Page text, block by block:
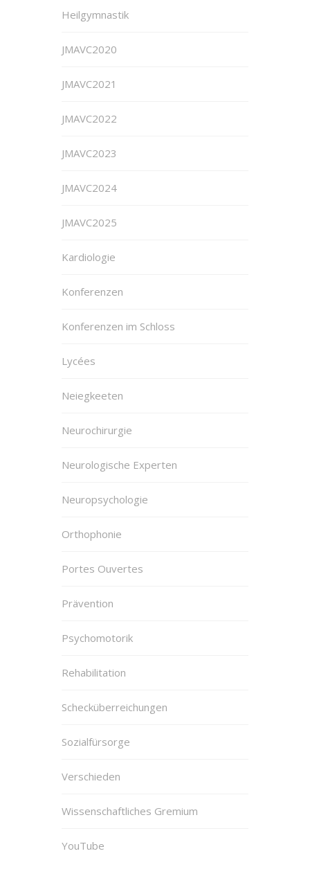
Heilgymnastik
JMAVC2020
JMAVC2021
JMAVC2022
JMAVC2023
JMAVC2024
JMAVC2025
Kardiologie
Konferenzen
Konferenzen im Schloss
Lycées
Neiegkeeten
Neurochirurgie
Neurologische Experten
Neuropsychologie
Orthophonie
Portes Ouvertes
Prävention
Psychomotorik
Rehabilitation
Schecküberreichungen
Sozialfürsorge
Verschieden
Wissenschaftliches Gremium
YouTube